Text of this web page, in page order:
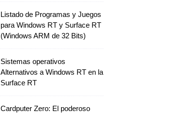
Listado de Programas y Juegos
para Windows RT y Surface RT
(Windows ARM de 32 Bits)
Sistemas operativos
Alternativos a Windows RT en la
Surface RT
Cardputer Zero: El poderoso